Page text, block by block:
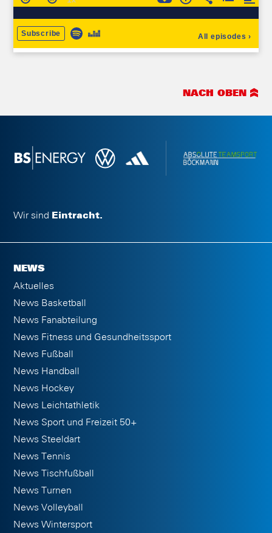
NACH OBEN
Wir sind Eintracht.
NEWS
Aktuelles
News Basketball
News Fanabteilung
News Fitness und Gesundheitssport
News Fußball
News Handball
News Hockey
News Leichtathletik
News Sport und Freizeit 50+
News Steeldart
News Tennis
News Tischfußball
News Turnen
News Volleyball
News Wintersport